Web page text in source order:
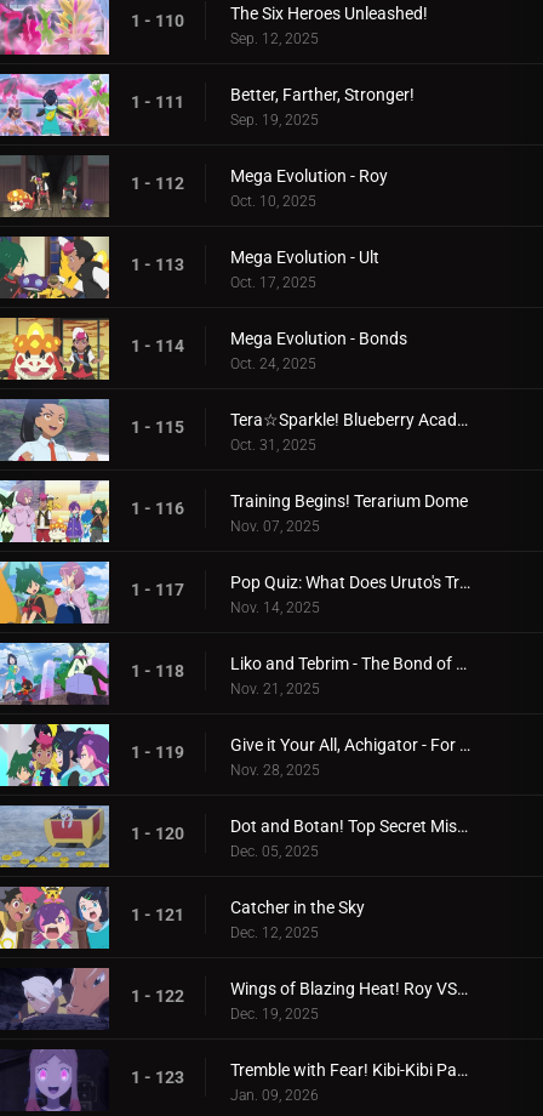
1 - 110 The Six Heroes Unleashed!
Sep. 12, 2025
1 - 111 Better, Farther, Stronger!
Sep. 19, 2025
1 - 112 Mega Evolution - Roy
Oct. 10, 2025
1 - 113 Mega Evolution - Ult
Oct. 17, 2025
1 - 114 Mega Evolution - Bonds
Oct. 24, 2025
1 - 115 Tera☆Sparkle! Blueberry Academy
Oct. 31, 2025
1 - 116 Training Begins! Terarium Dome
Nov. 07, 2025
1 - 117 Pop Quiz: What Does Uruto's Training Involve?
Nov. 14, 2025
1 - 118 Liko and Tebrim - The Bond of Happiness!
Nov. 21, 2025
1 - 119 Give it Your All, Achigator - For the Sake of Tomorrow
Nov. 28, 2025
1 - 120 Dot and Botan! Top Secret Mission
Dec. 05, 2025
1 - 121 Catcher in the Sky
Dec. 12, 2025
1 - 122 Wings of Blazing Heat! Roy VS Friede
Dec. 19, 2025
1 - 123 Tremble with Fear! Kibi-Kibi Panic on the Ship
Jan. 09, 2026